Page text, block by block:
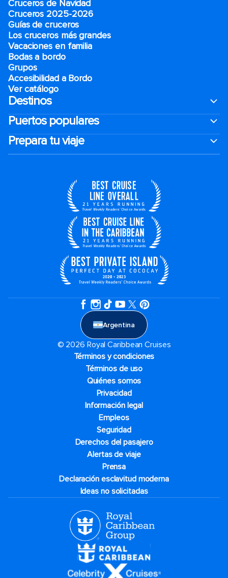
Cruceros de Navidad
Cruceros 2025-2026
Guías de cruceros
Los cruceros más grandes
Vacaciones en familia
Bodas a bordo
Grupos
Accesibilidad a Bordo
Ver catálogo
Destinos
Puertos populares
Prepara tu viaje
Argentina
© 2026 Royal Caribbean Cruises
Términos y condiciones
Términos de uso
Quiénes somos
Privacidad
Información legal
Empleos
Seguridad
Derechos del pasajero
Alertas de viaje
Prensa
Declaración esclavitud moderna
Ideas no solicitadas